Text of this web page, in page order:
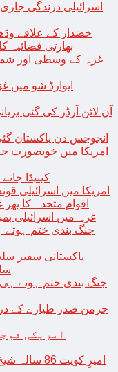
اسرائیلی درندگی
خضدار کے علاقے
بھارتی فضائیہ کا
غزہ کے وسطی اور
آن لائن آرڈر کی گئی
انجوجس دن پاکستان
کینیڈا
امریکا میں اسرائیلی
اقوام متحدہ کا
غزہ میں اسرائیلی بمباری میں
جنگ بندی ختم ہوتے
پاکستانی سفیر
جنگ بندی ختم ہوتے ہی
جرمن صدر طیارے کے
امریکی
امیرِ کویت